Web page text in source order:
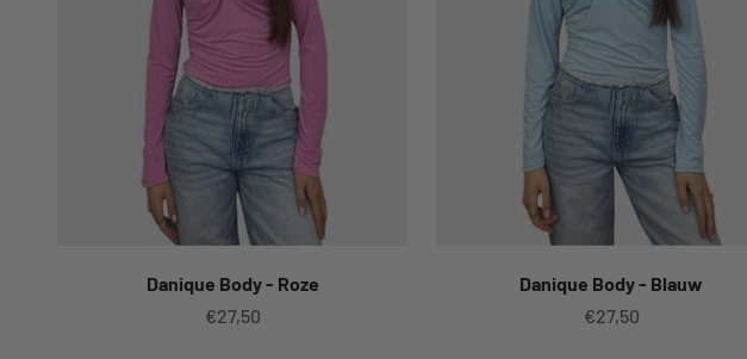
Danique Body - Roze
Aanbiedingsprijs
€27,50
Danique Body - Blauw
Aanbiedingsprijs
€27,50